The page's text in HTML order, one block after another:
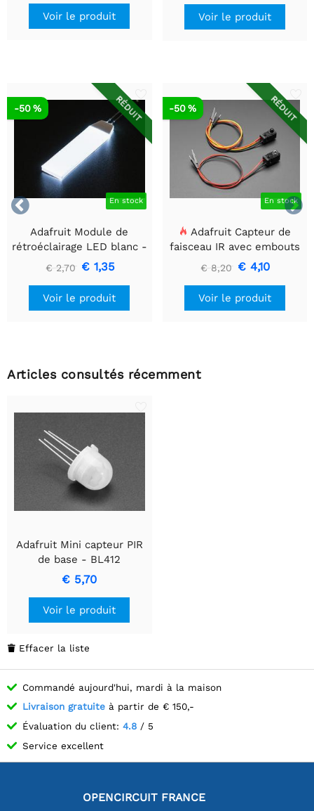
Voir le produit Voir le produit


RÉDUIT
En stock
-50 %
Adafruit Module de
rétroéclairage LED blanc -
Petit 12 mm x 40 mm
€ 2,70 € 1,35
Voir le produit
RÉDUIT
En stock
-50 %
Adafruit Capteur de
faisceau IR avec embouts
de câble de qualité
supérieure - LED 5 mm
€ 8,20 € 4,10
Voir le produit
Articles consultés récemment
Adafruit Mini capteur PIR
de base - BL412
€ 5,70
Voir le produit
 Effacer la liste
Commandé aujourd'hui, mardi à la maison
Livraison gratuite à partir de € 150,-
Évaluation du client: 4.8 / 5
Service excellent
OPENCIRCUIT FRANCE